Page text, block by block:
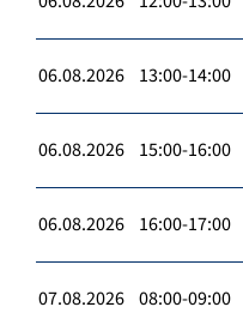
06.08.2026 13:00-14:00
06.08.2026 15:00-16:00
06.08.2026 16:00-17:00
07.08.2026 08:00-09:00